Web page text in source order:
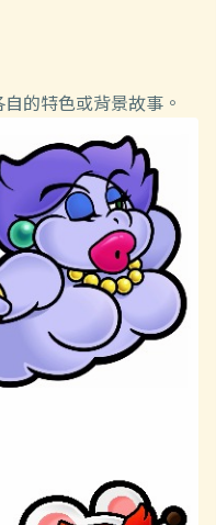
的特色或背景故事。